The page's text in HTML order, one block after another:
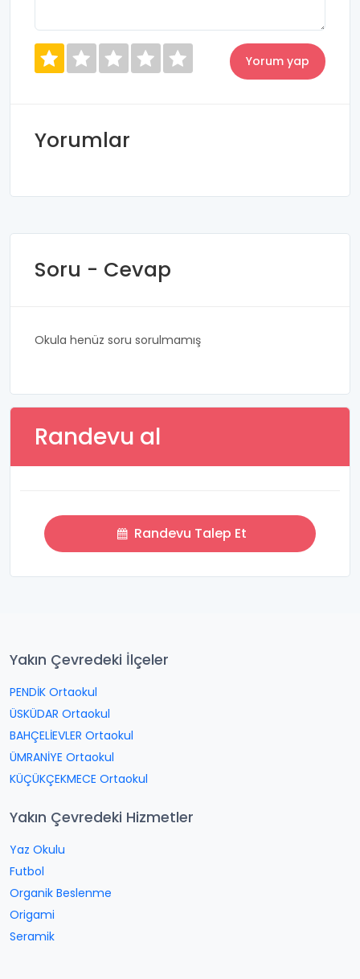
Yorumlar
Soru - Cevap
Okula henüz soru sorulmamış
Randevu al
Randevu Talep Et
Yakın Çevredeki İlçeler
PENDİK Ortaokul
ÜSKÜDAR Ortaokul
BAHÇELİEVLER Ortaokul
ÜMRANİYE Ortaokul
KÜÇÜKÇEKMECE Ortaokul
Yakın Çevredeki Hizmetler
Yaz Okulu
Futbol
Organik Beslenme
Origami
Seramik